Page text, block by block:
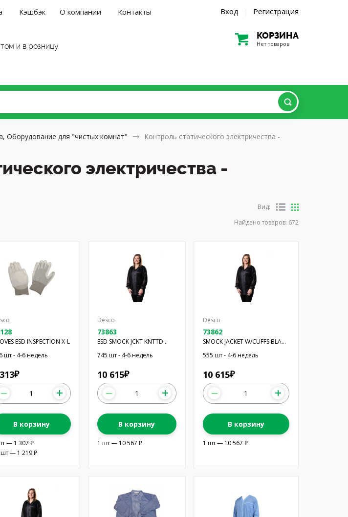
Кэшбэк О компании Контакты Вход | Регистрация
и в розницу
КОРЗИНА
Нет товаров
Оборудование для "чистых комнат"
Контроль статического электричества -
электричества -
Вид:
Найдено товаров: 672
ESD INSPECTION X-L
шт - 4-6 недель
₽
В корзину
— 1 307 ₽
шт — 1 219 ₽
Desco
73863
ESD SMOCK JCKT KNTTD
CFFS BK LG
745 шт - 4-6 недель
10 615₽
В корзину
1 шт — 10 567 ₽
Desco
73862
SMOCK JACKET W/CUFFS BLACK
MED
555 шт - 4-6 недель
10 615₽
В корзину
1 шт — 10 567 ₽